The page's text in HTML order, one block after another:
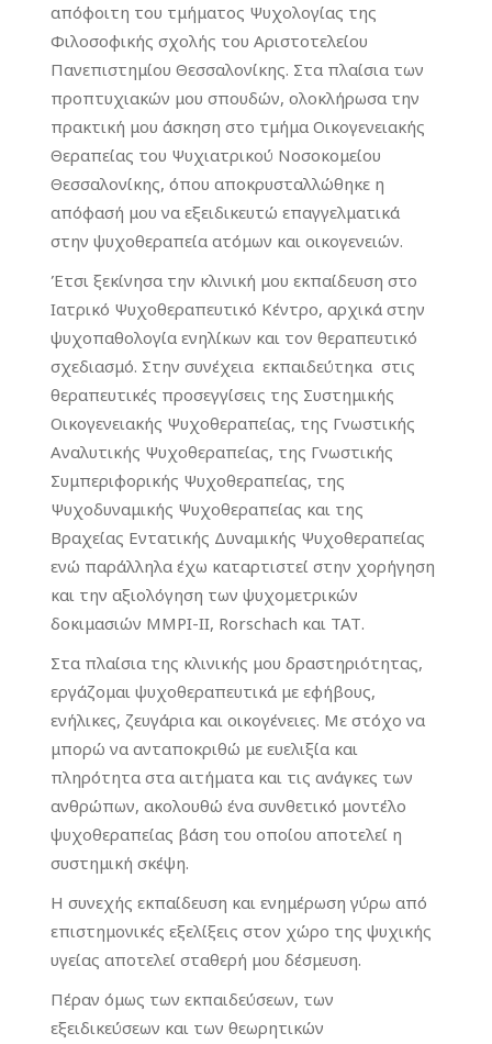
απόφοιτη του τμήματος Ψυχολογίας της
Φιλοσοφικής σχολής του Αριστοτελείου
Πανεπιστημίου Θεσσαλονίκης. Στα πλαίσια των
προπτυχιακών μου σπουδών, ολοκλήρωσα την
πρακτική μου άσκηση στο τμήμα Οικογενειακής
Θεραπείας του Ψυχιατρικού Νοσοκομείου
Θεσσαλονίκης, όπου αποκρυσταλλώθηκε η
απόφασή μου να εξειδικευτώ επαγγελματικά
στην ψυχοθεραπεία ατόμων και οικογενειών.
Έτσι ξεκίνησα την κλινική μου εκπαίδευση στο
Ιατρικό Ψυχοθεραπευτικό Κέντρο, αρχικά στην
ψυχοπαθολογία ενηλίκων και τον θεραπευτικό
σχεδιασμό. Στην συνέχεια εκπαιδεύτηκα στις
θεραπευτικές προσεγγίσεις της Συστημικής
Οικογενειακής Ψυχοθεραπείας, της Γνωστικής
Αναλυτικής Ψυχοθεραπείας, της Γνωστικής
Συμπεριφορικής Ψυχοθεραπείας, της
Ψυχοδυναμικής Ψυχοθεραπείας και της
Βραχείας Εντατικής Δυναμικής Ψυχοθεραπείας
ενώ παράλληλα έχω καταρτιστεί στην χορήγηση
και την αξιολόγηση των ψυχομετρικών
δοκιμασιών MMPI-II, Rorschach και ΤΑΤ.
Στα πλαίσια της κλινικής μου δραστηριότητας,
εργάζομαι ψυχοθεραπευτικά με εφήβους,
ενήλικες, ζευγάρια και οικογένειες. Με στόχο να
μπορώ να ανταποκριθώ με ευελιξία και
πληρότητα στα αιτήματα και τις ανάγκες των
ανθρώπων, ακολουθώ ένα συνθετικό μοντέλο
ψυχοθεραπείας βάση του οποίου αποτελεί η
συστημική σκέψη.
Η συνεχής εκπαίδευση και ενημέρωση γύρω από
επιστημονικές εξελίξεις στον χώρο της ψυχικής
υγείας αποτελεί σταθερή μου δέσμευση.
Πέραν όμως των εκπαιδεύσεων, των
εξειδικεύσεων και των θεωρητικών